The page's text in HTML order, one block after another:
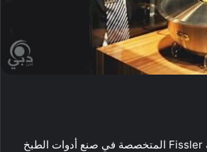
صنعت الشركة الألمانية Fissler المتخصصة في صنع أدوات الطبخ